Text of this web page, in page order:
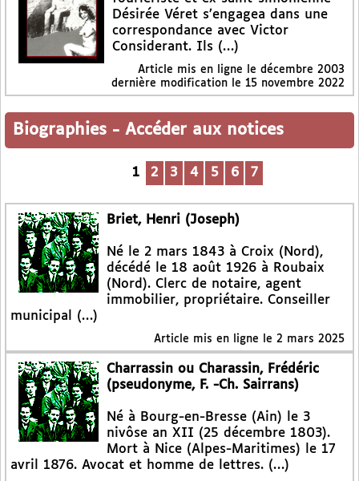
Désirée Véret s’engagea dans une
correspondance avec Victor
Considerant. Ils (…)
Article mis en ligne le décembre 2003
dernière modification le 15 novembre 2022
Biographies - Accéder aux notices
1 2 3 4 5 6 7
Briet, Henri (Joseph)
Né le 2 mars 1843 à Croix (Nord),
décédé le 18 août 1926 à Roubaix
(Nord). Clerc de notaire, agent
immobilier, propriétaire. Conseiller
municipal (…)
Article mis en ligne le 2 mars 2025
Charrassin ou Charassin, Frédéric
(pseudonyme, F. -Ch. Sairrans)
Né à Bourg-en-Bresse (Ain) le 3
nivôse an XII (25 décembre 1803).
Mort à Nice (Alpes-Maritimes) le 17
avril 1876. Avocat et homme de lettres. (…)